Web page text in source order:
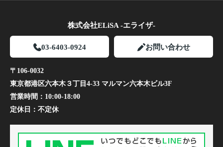
株式会社ELiSA -エライザ-
03-6403-0924 お問い合わせ
〒106-0032
東京都港区六本木３丁目4-33 マルマン六本木ビル3F
営業時間： 10:00-18:00
定休日： 不定休